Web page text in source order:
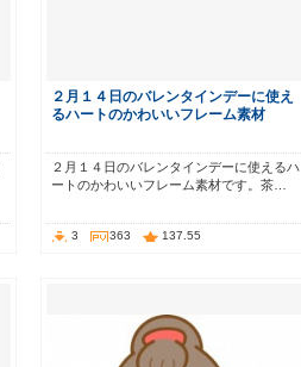
２月１４日のバレンタインデーに使え
るハートのかわいいフレーム素材
２月１４日のバレンタインデーに使えるハ
ートのかわいいフレーム素材です。茶…
3 363 137.55